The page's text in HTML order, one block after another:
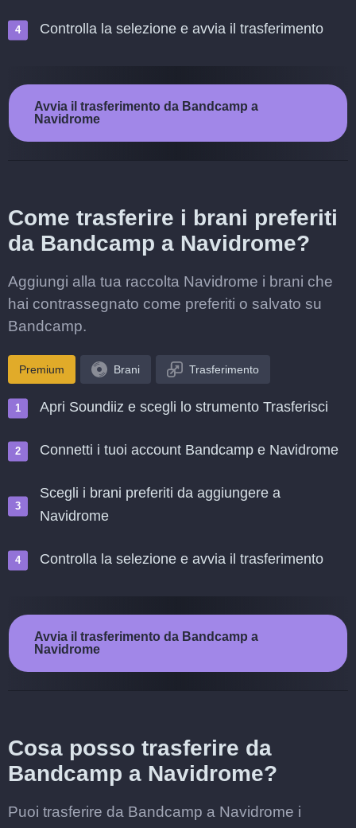
Controlla la selezione e avvia il trasferimento
Avvia il trasferimento da Bandcamp a
Navidrome
Come trasferire i brani preferiti
da Bandcamp a Navidrome?
Aggiungi alla tua raccolta Navidrome i brani che
hai contrassegnato come preferiti o salvato su
Bandcamp.
Premium Brani Trasferimento
Apri Soundiiz e scegli lo strumento Trasferisci
Connetti i tuoi account Bandcamp e Navidrome
Scegli i brani preferiti da aggiungere a
Navidrome
Controlla la selezione e avvia il trasferimento
Avvia il trasferimento da Bandcamp a
Navidrome
Cosa posso trasferire da
Bandcamp a Navidrome?
Puoi trasferire da Bandcamp a Navidrome i